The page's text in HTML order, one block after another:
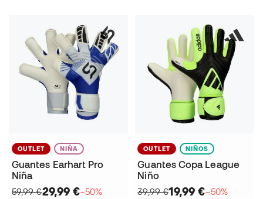
OUTLET NIÑA
Guantes Earhart Pro
Niña
59,99 €29,99 €−50%
OUTLET NIÑOS
Guantes Copa League
Niño
39,99 €19,99 €−50%